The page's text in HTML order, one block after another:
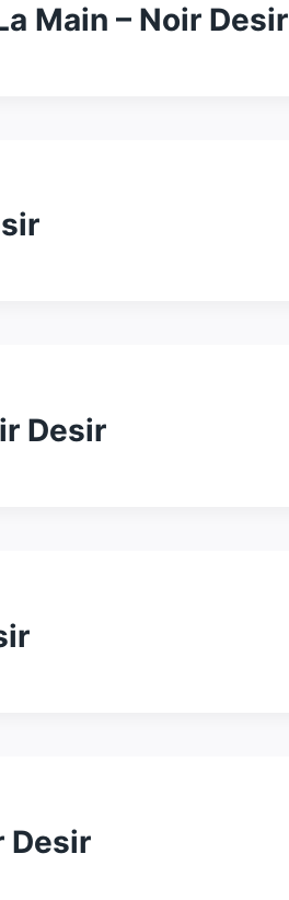
Main – Noir Desir
Desir
Desir